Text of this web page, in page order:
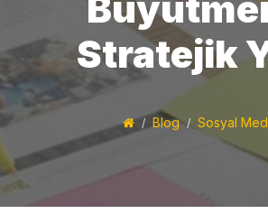
Stratejik
Blog Sosyal